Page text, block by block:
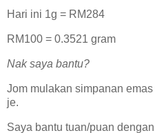
Hari ini 1g = RM284
RM100 = 0.3521 gram
Nak saya bantu?
Jom mulakan simpanan
je.
Saya bantu tuan/puan